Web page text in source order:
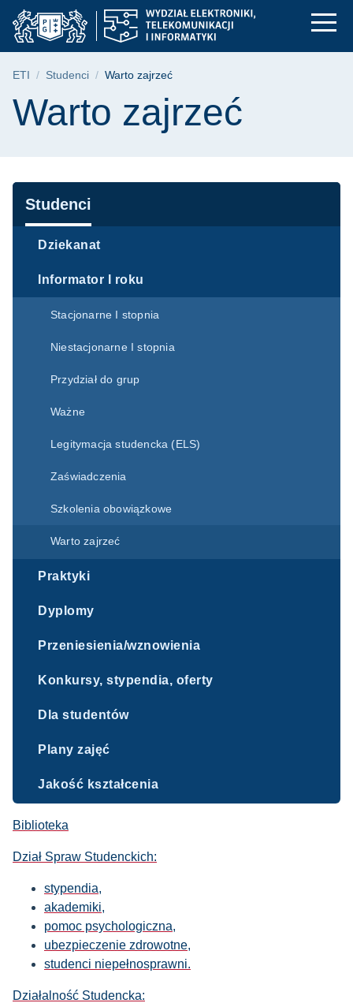
Przejdź
do
menu
Przejdź
do
wyszukiwarki
Przejdź
do
treści
Warto zajrzeć |
Ścieżka nawigacyjna
ETI Studenci Warto zajrzeć
Treść strony
Warto zajrzeć
Nawigacja
Studenci
Dziekanat
Informator I roku
Stacjonarne I stopnia
Niestacjonarne I stopnia
Przydział do grup
Ważne
Legitymacja studencka (ELS)
Zaświadczenia
Szkolenia obowiązkowe
Warto zajrzeć
Praktyki
Dyplomy
Przeniesienia/wznowienia
Konkursy, stypendia, oferty
Dla studentów
Plany zajęć
Jakość kształcenia
Biblioteka
Dział Spraw Studenckich:
stypendia,
akademiki,
pomoc psychologiczna,
ubezpieczenie zdrowotne,
studenci niepełnosprawni.
Działalność Studencka: